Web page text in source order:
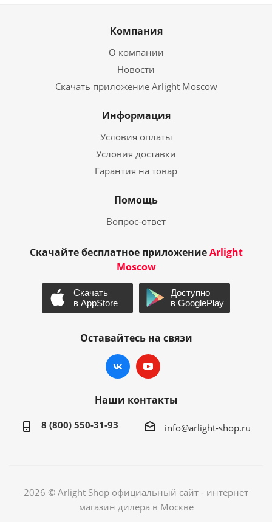
Компания
О компании
Новости
Скачать приложение Arlight Moscow
Информация
Условия оплаты
Условия доставки
Гарантия на товар
Помощь
Вопрос-ответ
Скачайте бесплатное приложениеArlight
Moscow
Оставайтесь на связи
Наши контакты
8 (800) 550-31-93 info@arlight-shop.ru
2026 © Arlight Shop официальный сайт - интернет
магазин дилера в Москве